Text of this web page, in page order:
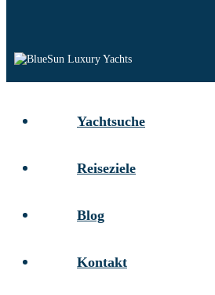
Yachtsuche
Reiseziele
Blog
Kontakt